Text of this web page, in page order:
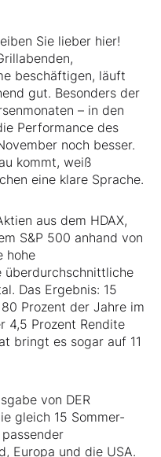
Sie lieber hier!
beschäftigen, läuft
gut. Besonders der
– in den
Performance des
noch besser.
kommt, weiß
eine klare Sprache.
aus dem HDAX,
S&P 500 anhand von
hohe
überdurchschnittliche
Das Ergebnis: 15
Prozent der Jahre im
4,5 Prozent Rendite
bringt es sogar auf 11
von DER
gleich 15 Sommer-
Europa und die USA.